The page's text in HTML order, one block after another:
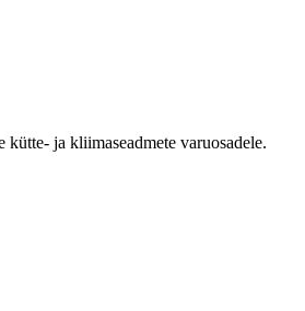
kütte- ja kliimaseadmete varuosadele.